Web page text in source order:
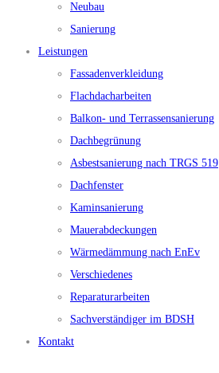
Neubau
Sanierung
Leistungen
Fassadenverkleidung
Flachdacharbeiten
Balkon- und Terrassensanierung
Dachbegrünung
Asbestsanierung nach TRGS 519
Dachfenster
Kaminsanierung
Mauerabdeckungen
Wärmedämmung nach EnEv
Verschiedenes
Reparaturarbeiten
Sachverständiger im BDSH
Kontakt